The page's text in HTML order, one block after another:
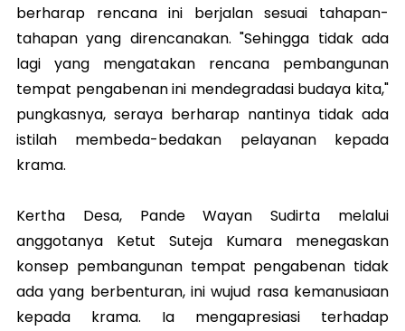
berharap rencana ini berjalan sesuai tahapan-
tahapan yang direncanakan. "Sehingga tidak ada
lagi yang mengatakan rencana pembangunan
tempat pengabenan ini mendegradasi budaya kita,"
pungkasnya, seraya berharap nantinya tidak ada
istilah membeda-bedakan pelayanan kepada
krama.
Kertha Desa, Pande Wayan Sudirta melalui
anggotanya Ketut Suteja Kumara menegaskan
konsep pembangunan tempat pengabenan tidak
ada yang berbenturan, ini wujud rasa kemanusiaan
kepada krama. Ia mengapresiasi terhadap